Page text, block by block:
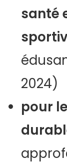
santé
2024)
pour